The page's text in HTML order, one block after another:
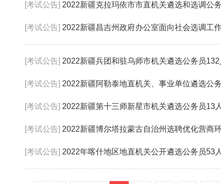
[考试公告] 2022新疆克拉玛依市市直机关遴选和选调公
[考试公告] 2022新疆昌吉州政府办公室面向社会选调工
[考试公告] 2022新疆兵团和驻乌师市机关遴选公务员
[考试公告] 2022新疆阿勒泰地直机关、事业单位遴选公
[考试公告] 2022新疆第十三师新星市机关遴选公务员13
[考试公告] 2022新疆博尔塔拉蒙古自治州选聘优化营商
[考试公告] 2022年喀什地区地直机关公开遴选公务员53